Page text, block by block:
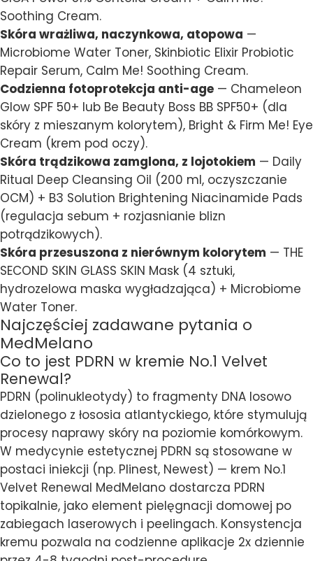
Soothing Cream.
Skóra wrażliwa, naczynkowa, atopowa —
Microbiome Water Toner, Skinbiotic Elixir Probiotic
Repair Serum, Calm Me! Soothing Cream.
Codzienna fotoprotekcja anti-age — Chameleon
Glow SPF 50+ lub Be Beauty Boss BB SPF50+ (dla
skóry z mieszanym kolorytem), Bright & Firm Me! Eye
Cream (krem pod oczy).
Skóra trądzikowa zamglona, z lojotokiem — Daily
Ritual Deep Cleansing Oil (200 ml, oczyszczanie
OCM) + B3 Solution Brightening Niacinamide Pads
(regulacja sebum + rozjasnianie blizn
potrądzikowych).
Skóra przesuszona z nierównym kolorytem — THE
SECOND SKIN GLASS SKIN Mask (4 sztuki,
hydrozelowa maska wygładzająca) + Microbiome
Water Toner.
Najczęściej zadawane pytania o
MedMelano
Co to jest PDRN w kremie No.1 Velvet
Renewal?
PDRN (polinukleotydy) to fragmenty DNA losowo
dzielonego z łososia atlantyckiego, które stymulują
procesy naprawy skóry na poziomie komórkowym.
W medycynie estetycznej PDRN są stosowane w
postaci iniekcji (np. Plinest, Newest) — krem No.1
Velvet Renewal MedMelano dostarcza PDRN
topikalnie, jako element pielęgnacji domowej po
zabiegach laserowych i peelingach. Konsystencja
kremu pozwala na codzienne aplikacje 2x dziennie